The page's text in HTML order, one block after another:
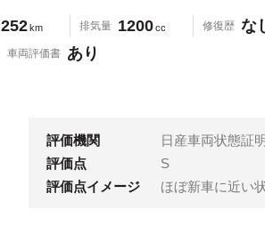
252km 排気量 1200cc 修復歴 な
車両評価書 あり
評価機関
日産車両状態証明
評価点
S
評価点イメージ
ほぼ新車に近い